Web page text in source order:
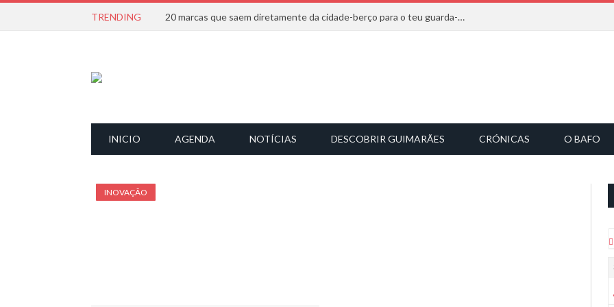
TRENDING 20 marcas que saem diretamente da cidade-berço para o teu guarda-roupa
INICIO AGENDA NOTÍCIAS DESCOBRIR GUIMARÃES CRÓNICAS O BAFO
INOVAÇÃO